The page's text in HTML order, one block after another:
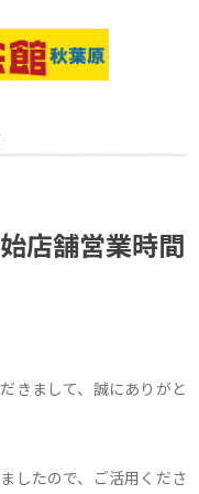
店舗営業時間
きまして、誠にありがと
したので、ご活用くださ